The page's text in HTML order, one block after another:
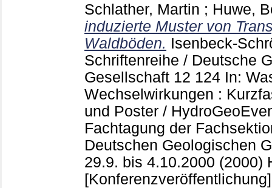
Schlather, Martin ; Huwe,
induzierte Muster von
Waldböden. Isenbeck-
Schriftenreihe / Deutsche
Gesellschaft 12 124 In:
Wechselwirkungen :
und Poster /
Fachtagung der
Deutschen Geologischen
29.9. bis 4.10.2000 (2000)
[Konferenzveröffentlichung]